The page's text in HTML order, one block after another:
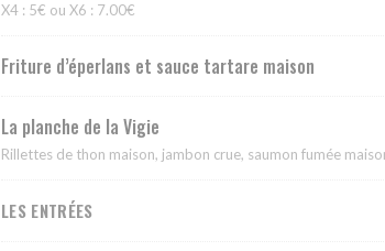
X4 : 5€ ou X6 : 7.00€
Friture d’éperlans et sauce tartare maison
La planche de la Vigie
Rillettes de thon maison, jambon crue, saumon fumée
LES ENTRÉES